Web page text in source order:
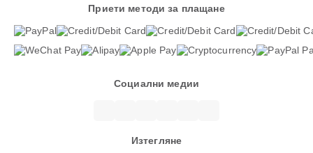
Приети методи за плащане
Социални медии
Изтегляне